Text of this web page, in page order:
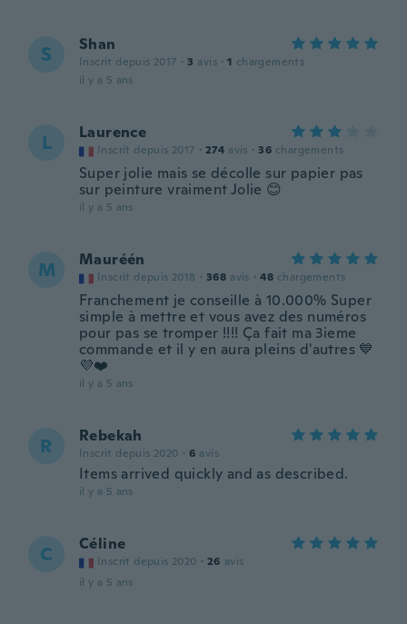
S Shan
Inscrit depuis 2017 · 3 avis · 1 chargements
il y a 5 ans
L Laurence
Inscrit depuis 2017 · 274 avis · 36 chargements
Super jolie mais se décolle sur papier pas
sur peinture vraiment Jolie 😊
il y a 5 ans
M Mauréén
Inscrit depuis 2018 · 368 avis · 48 chargements
Franchement je conseille à 10.000% Super
simple à mettre et vous avez des numéros
pour pas se tromper !!!! Ça fait ma 3ieme
commande et il y en aura pleins d'autres 💙
💜❤️
il y a 5 ans
R Rebekah
Inscrit depuis 2020 · 6 avis
Items arrived quickly and as described.
il y a 5 ans
C Céline
Inscrit depuis 2020 · 26 avis
il y a 5 ans